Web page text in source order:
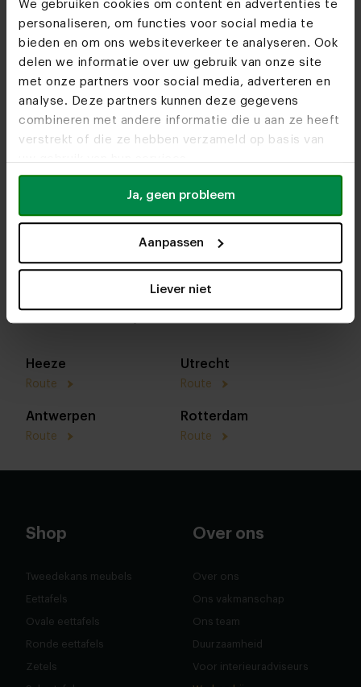
We gebruiken cookies om content en advertenties te
personaliseren, om functies voor social media te
bieden en om ons websiteverkeer te analyseren. Ook
delen we informatie over uw gebruik van onze site
met onze partners voor social media, adverteren en
analyse. Deze partners kunnen deze gegevens
combineren met andere informatie die u aan ze heeft
verstrekt of die ze hebben verzameld op basis van
Ja, geen probleem
Aanpassen
Liever niet
In onze woonwinkels kun je altijd terecht voor
interieuradvies, stof- en kleurstalen of om je favo
designs te bekijken. We helpen je graag bij het
Heeze
Route
Utrecht
Route
Antwerpen
Route
Rotterdam
Route
Shop
Tweedekans meubels
Eettafels
Ovale eettafels
Ronde eettafels
Zetels
Over ons
Over ons
Ons vakmanschap
Ons team
Duurzaamheid
Voor interieuradviseurs